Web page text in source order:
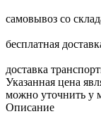
самовывоз со
бесплатная
доставка
Указанная цена
можно уточнить у
Описание